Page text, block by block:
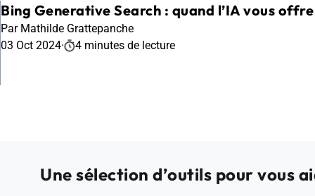
Bing Generative Search : quand l’IA vous
Par Mathilde Grattepanche
03 Oct 2024· 4 minutes de lecture
Une sélection d’outils pour vous